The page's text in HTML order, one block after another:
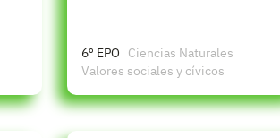
6º EPO
Ciencias Naturales
Valores sociales y cívicos